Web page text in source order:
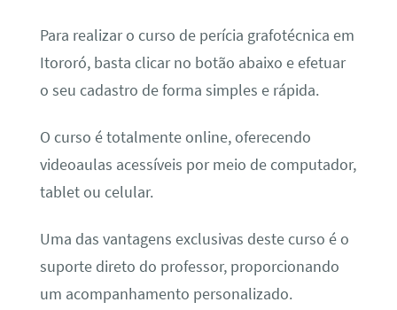
Para realizar o curso de perícia grafotécnica em
Itororó, basta clicar no botão abaixo e efetuar
o seu cadastro de forma simples e rápida.
O curso é totalmente online, oferecendo
videoaulas acessíveis por meio de computador,
tablet ou celular.
Uma das vantagens exclusivas deste curso é o
suporte direto do professor, proporcionando
um acompanhamento personalizado.